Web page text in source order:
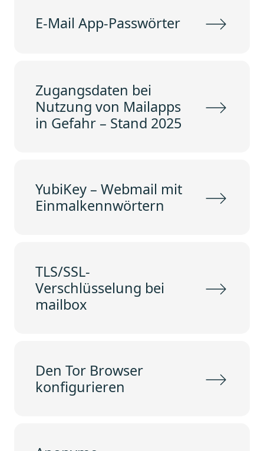
E-Mail App-Passwörter
Zugangsdaten bei
Nutzung von Mailapps
in Gefahr – Stand 2025
YubiKey – Webmail mit
Einmalkennwörtern
TLS/SSL-
Verschlüsselung bei
mailbox
Den Tor Browser
konfigurieren